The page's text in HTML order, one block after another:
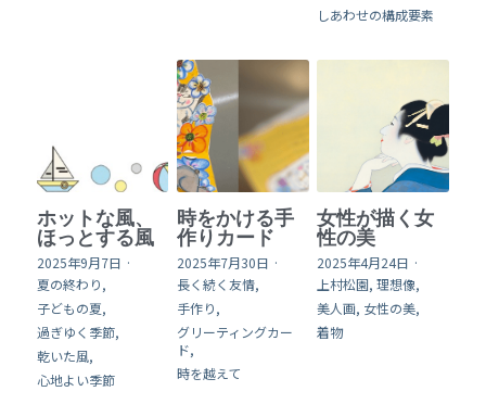
しあわせの構成要素
ホットな風、
ほっとする風
2025年9月7日 ·
夏の終わり,
子どもの夏,
過ぎゆく季節,
乾いた風,
心地よい季節
時をかける手
作りカード
2025年7月30日 ·
長く続く友情,
手作り,
グリーティングカー
ド,
時を越えて
女性が描く女
性の美
2025年4月24日 ·
上村松園, 理想像,
美人画, 女性の美,
着物